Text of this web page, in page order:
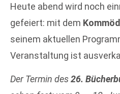
Heute abend wird noch
gefeiert: mit dem
seinem aktuellen
Veranstaltung ist
Der Termin des26.